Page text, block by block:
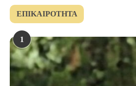
ΕΠΙΚΑΙΡΌΤΗΤΑ
1